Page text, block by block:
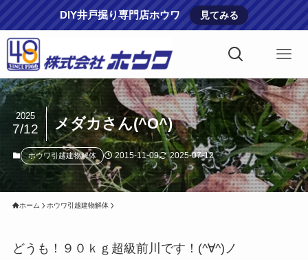
DIY井戸掘り専門店ホウワ 見てみる
メダカさん(^O^)
2025
7/12
ホウワ引越建物解体 2015-11-09 2025-07-12
ホーム ホウワ引越建物解体
どうも！９０ｋｇ超級前川です！(^∀^)ノ